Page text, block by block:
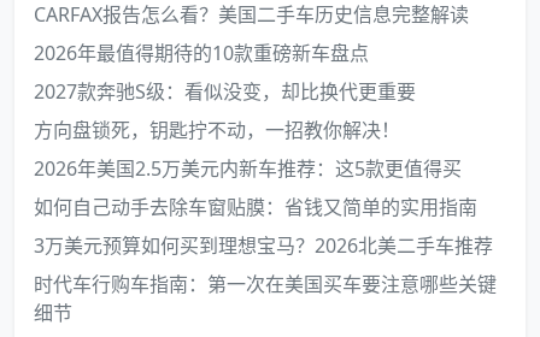
CARFAX报告怎么看？美国二手车历史信息完整解读
2026年最值得期待的10款重磅新车盘点
2027款奔驰S级：看似没变，却比换代更重要
方向盘锁死，钥匙拧不动，一招教你解决！
2026年美国2.5万美元内新车推荐：这5款更值得买
如何自己动手去除车窗贴膜：省钱又简单的实用指南
3万美元预算如何买到理想宝马？2026北美二手车推荐
时代车行购车指南：第一次在美国买车要注意哪些关键
细节